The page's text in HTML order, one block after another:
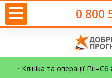
0 800
• Клініка та операції